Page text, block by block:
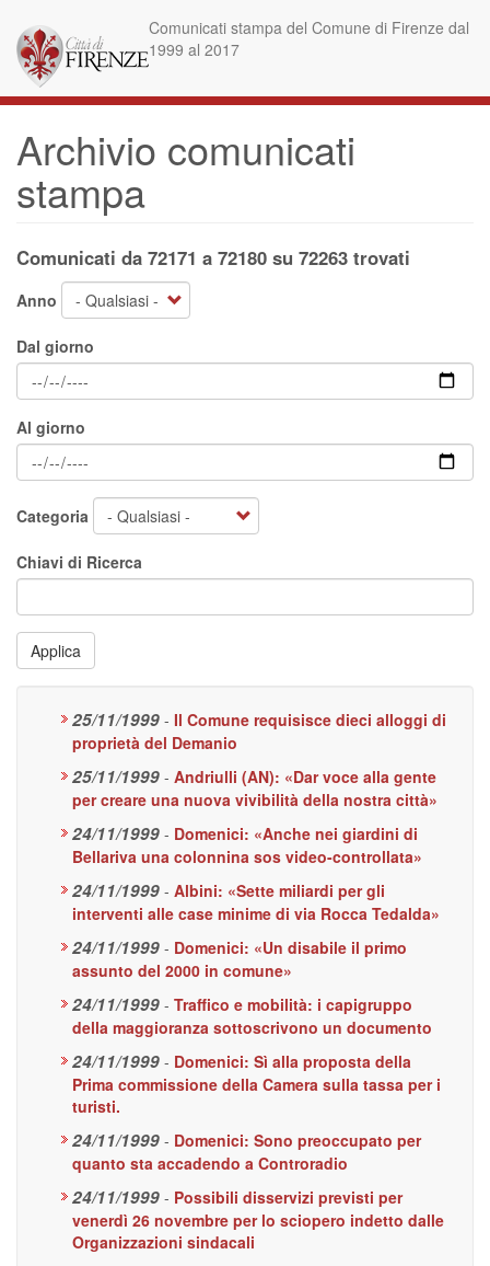
contenuto
principale
Comunicati stampa del Comune di Firenze dal
1999 al 2017
Archivio comunicati
stampa
Comunicati da 72171 a 72180 su 72263 trovati
Anno
Dal giorno
Al giorno
Categoria
Chiavi di Ricerca
Applica
25/11/1999 - Il Comune requisisce dieci alloggi di
proprietà del Demanio
25/11/1999 - Andriulli (AN): «Dar voce alla gente
per creare una nuova vivibilità della nostra città»
24/11/1999 - Domenici: «Anche nei giardini di
Bellariva una colonnina sos video-controllata»
24/11/1999 - Albini: «Sette miliardi per gli
interventi alle case minime di via Rocca Tedalda»
24/11/1999 - Domenici: «Un disabile il primo
assunto del 2000 in comune»
24/11/1999 - Traffico e mobilità: i capigruppo
della maggioranza sottoscrivono un documento
24/11/1999 - Domenici: Sì alla proposta della
Prima commissione della Camera sulla tassa per i
turisti.
24/11/1999 - Domenici: Sono preoccupato per
quanto sta accadendo a Controradio
24/11/1999 - Possibili disservizi previsti per
venerdì 26 novembre per lo sciopero indetto dalle
Organizzazioni sindacali